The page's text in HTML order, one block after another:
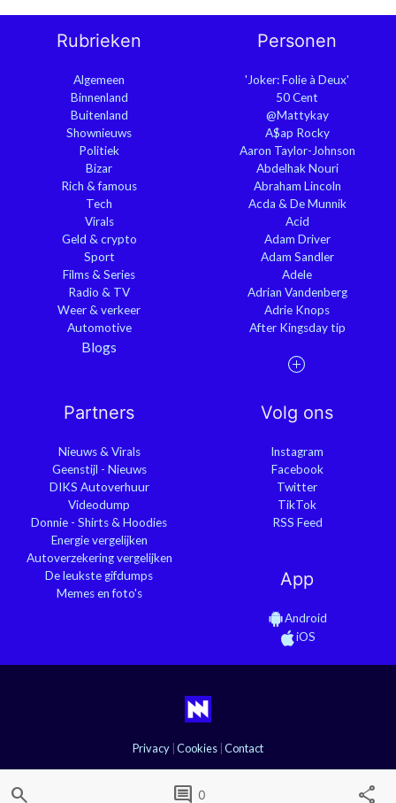
search comment 0 share
Rubrieken
Algemeen
Binnenland
Buitenland
Shownieuws
Politiek
Bizar
Rich & famous
Tech
Virals
Geld & crypto
Sport
Films & Series
Radio & TV
Weer & verkeer
Automotive
Blogs
Personen
'Joker: Folie à Deux'
50 Cent
@Mattykay
A$ap Rocky
Aaron Taylor-Johnson
Abdelhak Nouri
Abraham Lincoln
Acda & De Munnik
Acid
Adam Driver
Adam Sandler
Adele
Adrian Vandenberg
Adrie Knops
After Kingsday tip
Partners
Nieuws & Virals
Geenstijl - Nieuws
DIKS Autoverhuur
Videodump
Donnie - Shirts & Hoodies
Energie vergelijken
Autoverzekering vergelijken
De leukste gifdumps
Memes en foto's
Volg ons
Instagram
Facebook
Twitter
TikTok
RSS Feed
App
Android
iOS
Privacy Cookies Contact